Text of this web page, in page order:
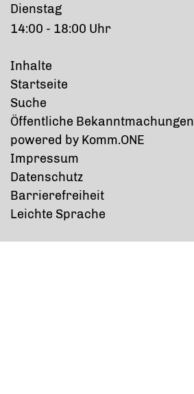
Dienstag
14:00 - 18:00 Uhr
Inhalte
Startseite
Suche
Öffentliche Bekanntmachungen
powered by Komm.ONE
Impressum
Datenschutz
Barrierefreiheit
Leichte Sprache